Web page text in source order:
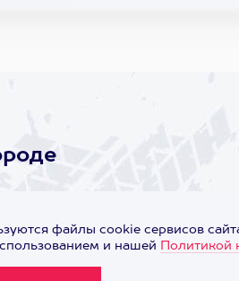
файлы cookie сервисов
и нашей Политикой